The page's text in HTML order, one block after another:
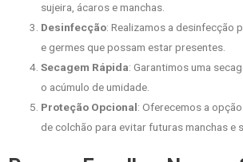
sujeira, ácaros e manchas.
Desinfecção: Realizamos a desinfecção
e germes que possam estar presentes.
Secagem Rápida: Garantimos uma
o acúmulo de umidade.
Proteção Opcional: Oferecemos a
de colchão para evitar futuras manchas e